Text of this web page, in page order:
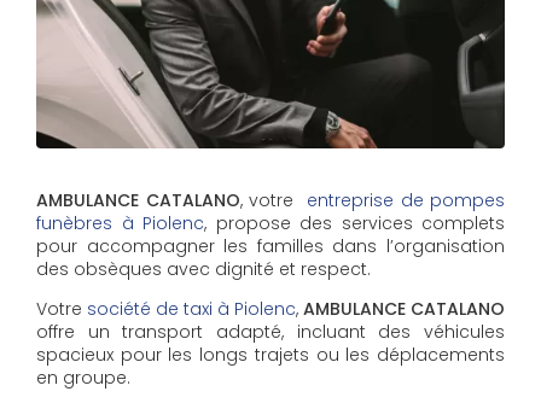
AMBULANCE CATALANO, votre entreprise de pompes
funèbres à Piolenc, propose des services complets
pour accompagner les familles dans l’organisation
des obsèques avec dignité et respect.
Votre société de taxi à Piolenc, AMBULANCE CATALANO
offre un transport adapté, incluant des véhicules
spacieux pour les longs trajets ou les déplacements
en groupe.